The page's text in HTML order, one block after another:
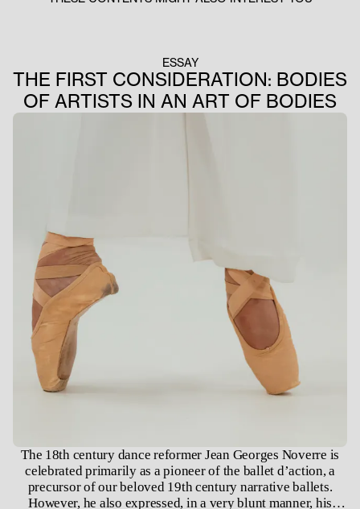
ESSAY
THE FIRST CONSIDERATION: BODIES
OF ARTISTS IN AN ART OF BODIES
The 18th century dance reformer Jean Georges Noverre is
celebrated primarily as a pioneer of the ballet d’action, a
precursor of our beloved 19th century narrative ballets.
However, he also expressed, in a very blunt manner, his